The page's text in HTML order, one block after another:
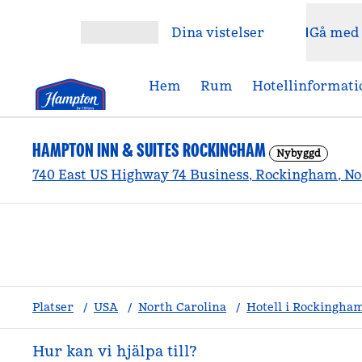
Dina vistelser Gå med
Hem Rum
HAMPTON INN & SUITES ROCKINGHAM Nybyggd
740 East US Highway 74 Business, Rockingham,
Platser / USA / North Carolina / Hotell i
Hur kan vi hjälpa till?